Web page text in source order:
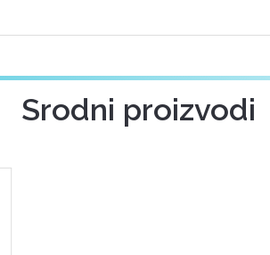
Srodni proizvodi